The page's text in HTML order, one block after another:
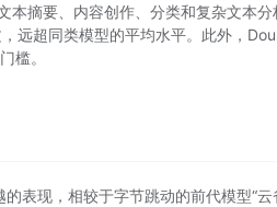
本摘要、内容创作、分类和复杂文本
远超同类模型的平均水平。此外，
槛。
表现，相较于字节跳动的前代模型“